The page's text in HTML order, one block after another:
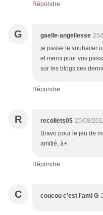
Répondre
G gaelle-angellesse 25/
je passe te souhaiter
et merci pour vos
sur les blogs ces
Répondre
R recollets05 25/08/
Bravo pour le jeu de
amitié, à+.
Répondre
C coucou c'est l'ami G